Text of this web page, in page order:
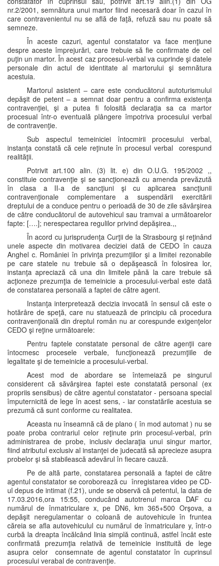
nr.2/2001, semnătura unui martor fiind necesară doar în cazul în
care contravenientul nu se află de faţă, refuză sau nu poate să
semneze.
În aceste cazuri, agentul constatator va face menţiune
despre aceste împrejurări, care trebuie să fie confirmate de cel
puţin un martor. În acest caz procesul-verbal va cuprinde şi datele
personale din actul de identitate al martorului şi semnătura
acestuia.
Martorul asistent – care este conducătorul autoturismului
depăşit de petent – a semnat doar pentru a confirma existenţa
contravenţiei, şi a putea fi folosită declaraţia sa ca martor
procesual într-o eventuală plângere împotriva procesului verbal
de contravenţie.
Sub aspectul temeiniciei întocmirii procesului verbal,
instanţa constată că cele reţinute în procesul verbal corespund
realităţii.
Potrivit art.100 alin. (3) lit. e) din O.U.G. 195/2002 ,,
constituie contravenţie şi se sancţionează cu amenda prevăzută
în clasa a II-a de sancţiuni şi cu aplicarea sancţiunii
contravenţionale complementare a suspendării exercitării
dreptului de a conduce pentru o perioadă de 30 de zile săvârşirea
de către conducătorul de autovehicul sau tramvai a următoarelor
fapte: [….]; nerespectarea regulilor privind depăşirea.,,
În acord cu jurisprudenţa Curţii de la Strasbourg şi reţinând
unele aspecte din motivarea deciziei dată de CEDO în cauza
Anghel c. României în privinţa prezumţiilor şi a limitei rezonabile
pe care statele nu trebuie să o depăşească în folosirea lor,
instanţa apreciază că una din limitele până la care trebuie să
acţioneze prezumţia de temeinicie a procesului-verbal este dată
de constatarea personală a faptei de către agent.
Instanţa interpretează decizia invocată în sensul că este o
hotărâre de speţă, care nu statuează de principiu că procedura
contravenţională din dreptul român nu ar corespunde exigenţelor
CEDO şi reţine următoarele:
Pentru faptele constatate personal de către agenţii care
întocmesc procesele verbale, funcţionează prezumţiile de
legalitate şi de temeinicie a procesului-verbal.
Acest mod de abordare se întemeiază pe singurul
considerent că săvârşirea faptei este constatată personal (ex
propriis sensibus) de către agentul constatator - persoana special
împuternicită de lege în acest sens, - iar constatările acestuia se
prezumă că sunt conforme cu realitatea.
Aceasta nu înseamnă că de plano ( în mod automat ) nu se
poate proba contrariul celor reţinute prin procesul-verbal, prin
administrarea de probe, inclusiv declaraţia unui singur martor,
fiind atributul exclusiv al instanţei de judecată să aprecieze asupra
probelor şi să stabilească adevărul în fiecare cauză.
Pe de altă parte, constatarea personală a faptei de către
agentul constatator se coroborează cu înregistarea video pe CD-
ul depus de intimat (f.21), unde se observă că petentul, la data de
17.03.2016,ora 15:55, conducând autotrenul marca DAF cu
numărul de înmatriculare x, pe DN6, km 365+500 Orşova, a
depăşit neregulamentar o coloană de autovehicule în fruntea
căreia se afla autovehiculul cu numărul de înmatriculare y, într-o
curbă la dreapta încălcând linia simplă continuă, astfel încât este
confirmată prezumţia relativă de temeinicie instituită de lege
asupra celor consemnate de agentul constatator în cuprinsul
procesului verabal de contravenţie.